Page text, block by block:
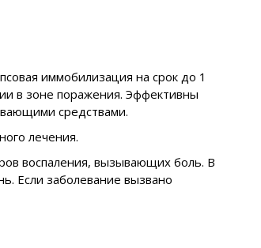
иммобилизация на срок до 1
в зоне поражения. Эффективны
средствами.
лечения.
воспаления, вызывающих боль. В
Если заболевание вызвано